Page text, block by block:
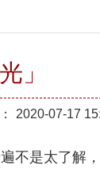
」
2020-07-17
不是太了解